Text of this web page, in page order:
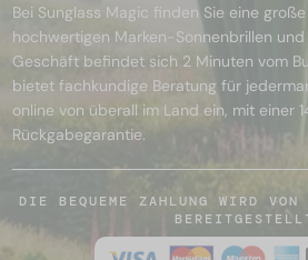
Bei Sunglass Magic finden Sie eine
hochwertigen Marken-Sonnenbrillen und
Geschäft befindet sich 2 Minuten vom
bietet fachkundige Beratung für
online von überall im Land ein, mit einer
Rückgabegarantie.
DIE BEQUEME ZAHLUNG WIRD